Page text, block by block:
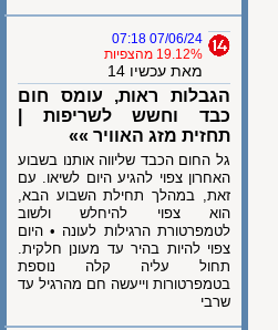
07/06/24 07:18
19.12% מהצפיות
מאת עכשיו 14
הגבלות ראות, עומס חום
כבד וחשש לשריפות |
תחזית מזג האוויר »»
גל החום הכבד שליווה אותנו בשבוע
האחרון צפוי להגיע היום לשיאו. עם
זאת, במהלך תחילת השבוע הבא,
הוא צפוי להיחלש ולשוב
לטמפרטורת הרגילות לעונה • היום
צפוי להיות בהיר עד מעונן חלקית.
תחול עליה קלה נוספת
בטמפרטורות וייעשה חם מהרגיל עד
שרבי